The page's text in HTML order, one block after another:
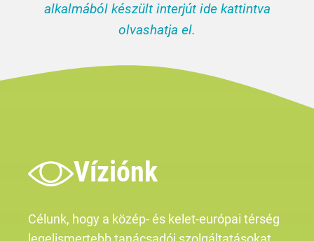
alkalmából készült interjút ide kattintva
olvashatja el.
Víziónk
Célunk, hogy a közép- és kelet-európai térség